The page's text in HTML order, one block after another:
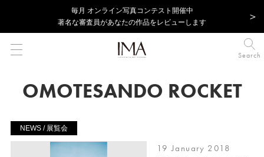
毎⽉ オンライン写真コンテスト開催中
著名な審査員があなたの作品をレビューします
Search
OMOTESANDO ROCKET
NEWS / 展覧会
19 January 2018